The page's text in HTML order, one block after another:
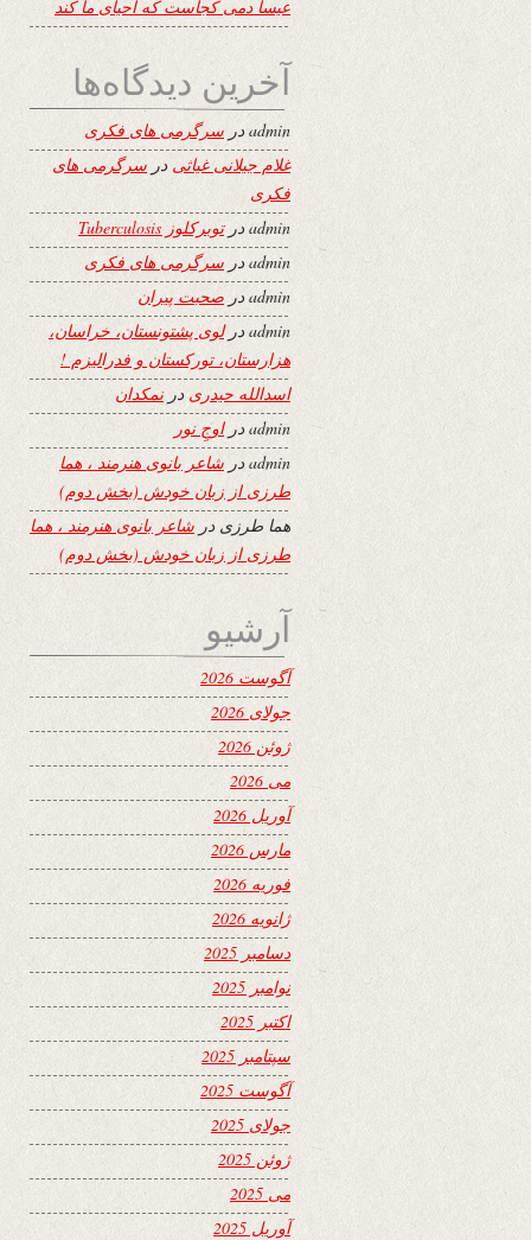
عیسا دمی کجاست که احیای ما کند
آخرین دیدگاه‌ها
adminدر سرگرمی های فکری
غلام جیلانی غیاثی در سرگرمی های
فکری
adminدرتوبرکلوز Tuberculosis
adminدر سرگرمی های فکری
adminدر صحبت پیران
adminدرلوی پشتونستان، خراسان،
هزارستان، تورکستان و فدرالیزم !
اسدالله حیدری درنمکدان
adminدراوجِ نور
adminدر شاعر بانوی هنرمند ، هما
طرزی از زبان خودش (بخش دوم)
هما طرزی در شاعر بانوی هنرمند ، هما
طرزی از زبان خودش (بخش دوم)
آرشیو
آگوست 2026
جولای 2026
ژوئن 2026
می 2026
آوریل 2026
مارس 2026
فوریه 2026
ژانویه 2026
دسامبر 2025
نوامبر 2025
اکتبر 2025
سپتامبر 2025
آگوست 2025
جولای 2025
ژوئن 2025
می 2025
آوریل 2025